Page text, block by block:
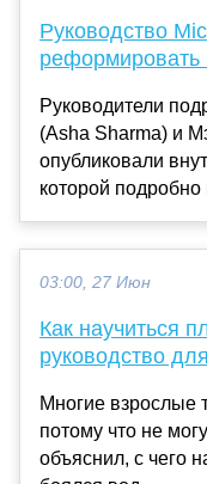
Руководство
реформировать
Руководители
(Asha Sharma) и
опубликовали
которой подробно
03:00, 27 Июн
Как научиться
руководство
Многие взрослые
потому что не
объяснил, с чего